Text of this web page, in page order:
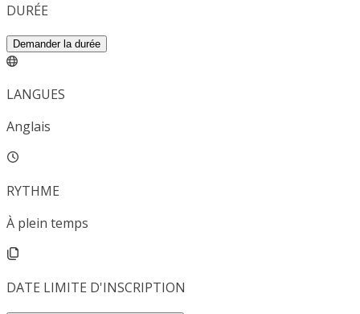
DURÉE
Demander la durée
LANGUES
Anglais
RYTHME
À plein temps
DATE LIMITE D'INSCRIPTION